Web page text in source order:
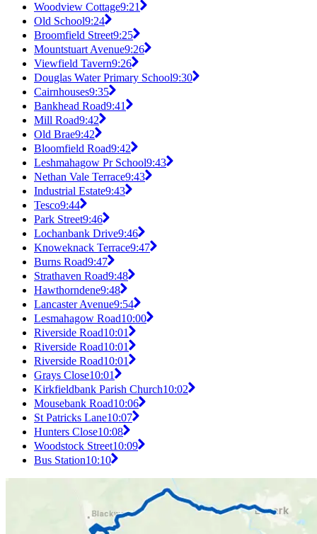
Woodview Cottage9:21
Old School9:24
Broomfield Street9:25
Mountstuart Avenue9:26
Viewfield Tavern9:26
Douglas Water Primary School9:30
Cairnhouses9:35
Bankhead Road9:41
Mill Road9:42
Old Brae9:42
Bloomfield Road9:42
Leshmahagow Pr School9:43
Nethan Vale Terrace9:43
Industrial Estate9:43
Tesco9:44
Park Street9:46
Lochanbank Drive9:46
Knoweknack Terrace9:47
Burns Road9:47
Strathaven Road9:48
Hawthorndene9:48
Lancaster Avenue9:54
Lesmahagow Road10:00
Riverside Road10:01
Riverside Road10:01
Riverside Road10:01
Grays Close10:01
Kirkfieldbank Parish Church10:02
Mousebank Road10:06
St Patricks Lane10:07
Hunters Close10:08
Woodstock Street10:09
Bus Station10:10